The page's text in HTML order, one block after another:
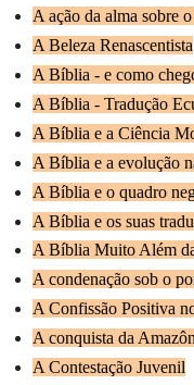
A ação da alma sobre
A Beleza Renascentista
A Bíblia - e como
A Bíblia - Tradução
A Bíblia e a Ciência
A Bíblia e a evolução
A Bíblia e o quadro
A Bíblia e os suas
A Bíblia Muito Além
A condenação sob o
A Confissão Positiva
A conquista da
A Contestação Juvenil